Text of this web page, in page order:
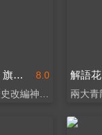
8.0
英雄：旗艦版
真實歷史改編神級音樂劇
解語花